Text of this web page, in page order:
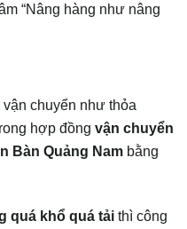
“Nâng hàng như nâng
chuyển như thỏa
hợp đồng vận chuyển
Bàn Quảng Nam bằng
quá khổ quá tải thì công